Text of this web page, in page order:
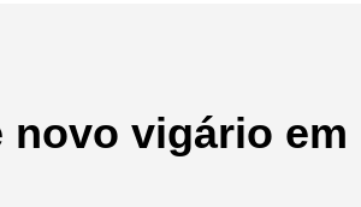
novo vigário em